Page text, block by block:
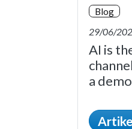
Blog
29/06/
AI is
a demo